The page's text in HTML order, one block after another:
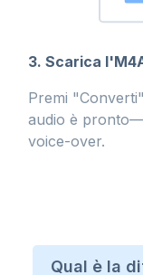
3. Scarica
Premi
audio è
voice-over.
Qual è la